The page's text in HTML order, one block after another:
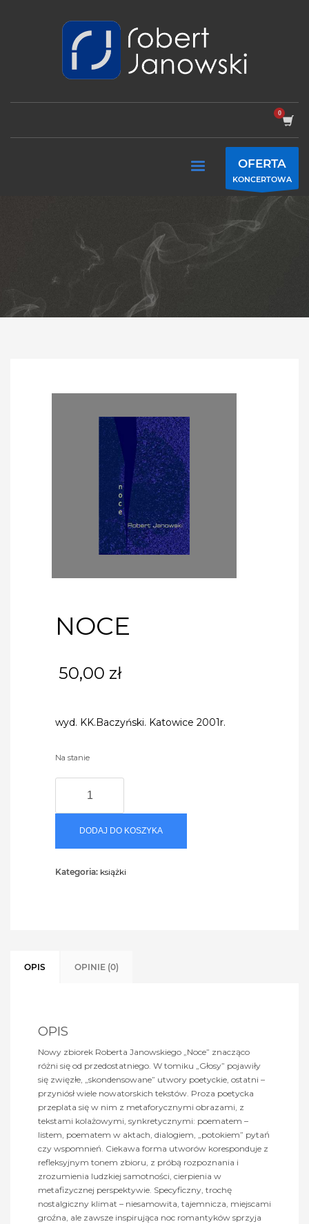
OFERTA
KONCERTOWA
NOCE
50,00 zł
wyd. KK.Baczyński. Katowice 2001r.
Na stanie
DODAJ DO KOSZYKA
Kategoria: książki
OPIS OPINIE (0)
OPIS
Nowy zbiorek Roberta Janowskiego „Noce” znacząco
różni się od przedostatniego. W tomiku „Głosy” pojawiły
się zwięzłe, „skondensowane” utwory poetyckie, ostatni –
przyniósł wiele nowatorskich tekstów. Proza poetycka
przeplata się w nim z metaforycznymi obrazami, z
tekstami kolażowymi, synkretycznymi: poematem –
listem, poematem w aktach, dialogiem, „potokiem” pytań
czy wspomnień. Ciekawa forma utworów koresponduje z
refleksyjnym tonem zbioru, z próbą rozpoznania i
zrozumienia ludzkiej samotności, cierpienia w
metafizycznej perspektywie. Specyficzny, trochę
nostalgiczny klimat – niesamowita, tajemnicza, miejscami
groźna, ale zawsze inspirująca noc romantyków sprzyja